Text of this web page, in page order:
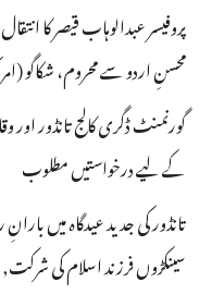
پروفیسر عبدالوہاب قیصر کا
محسنِ اردو سے محروم، شکاگو
گورنمنٹ ڈگری کالج تانڈور اور
کے لیے درخواستیں مطلوب
تانڈور کی جدید عیدگاہ میں
سینکڑوں فرزند اسلام کی